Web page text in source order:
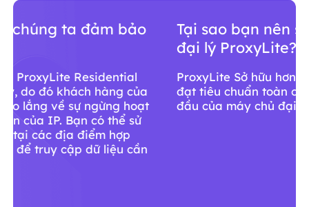
Tại sao bạn nên sử dụng dịch vụ
ProxyLite Sở hữu hơn 86 triệu đại lý nhà ở
đạt tiêu chuẩn toàn cầu, là sự lựa chọn hàng
đầu của máy chủ đại lý thực sự.